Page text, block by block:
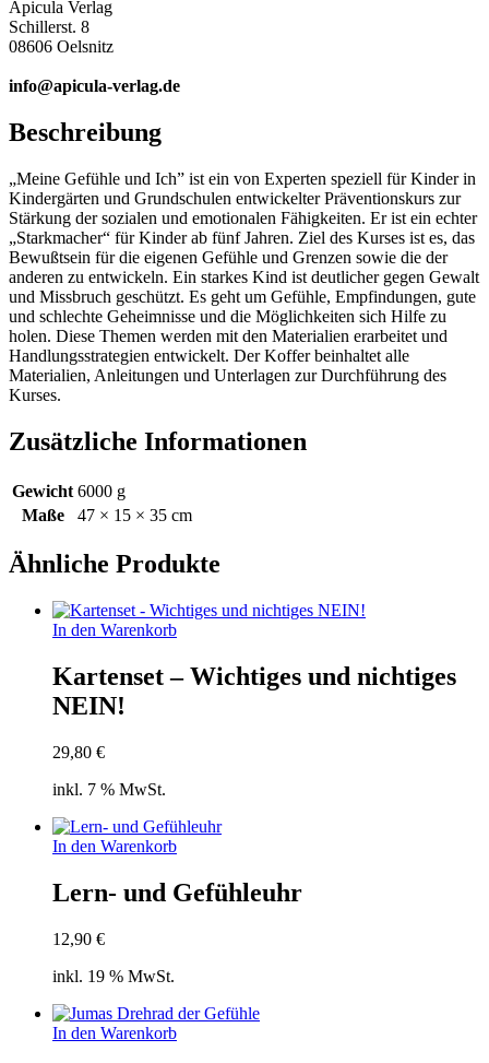
Apicula Verlag
Schillerst. 8
08606 Oelsnitz
info@apicula-verlag.de
Beschreibung
„Meine Gefühle und Ich” ist ein von Experten speziell für Kinder in
Kindergärten und Grundschulen entwickelter Präventionskurs zur
Stärkung der sozialen und emotionalen Fähigkeiten. Er ist ein echter
„Starkmacher“ für Kinder ab fünf Jahren. Ziel des Kurses ist es, das
Bewußtsein für die eigenen Gefühle und Grenzen sowie die der
anderen zu entwickeln. Ein starkes Kind ist deutlicher gegen Gewalt
und Missbruch geschützt. Es geht um Gefühle, Empfindungen, gute
und schlechte Geheimnisse und die Möglichkeiten sich Hilfe zu
holen. Diese Themen werden mit den Materialien erarbeitet und
Handlungsstrategien entwickelt. Der Koffer beinhaltet alle
Materialien, Anleitungen und Unterlagen zur Durchführung des
Kurses.
Zusätzliche Informationen
Gewicht 6000 g
Maße
47 × 15 × 35 cm
Ähnliche Produkte
In den Warenkorb
Kartenset – Wichtiges und nichtiges
NEIN!
29,80 €
inkl. 7 % MwSt.
In den Warenkorb
Lern- und Gefühleuhr
12,90 €
inkl. 19 % MwSt.
In den Warenkorb